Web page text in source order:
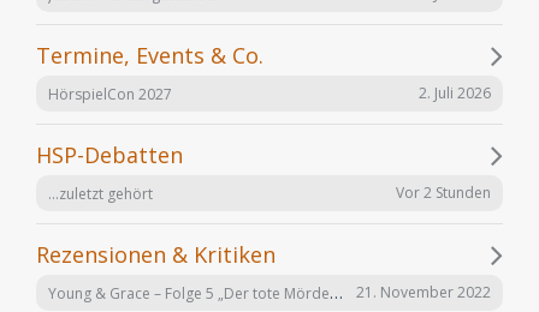
Termine, Events & Co.
HörspielCon 2027 2. Juli 2026
HSP-Debatten
...zuletzt gehört Vor 2 Stunden
Rezensionen & Kritiken
Young & Grace – Folge 5 „Der tote Mörder“ von TOS Hörfabrik 21. November 2022